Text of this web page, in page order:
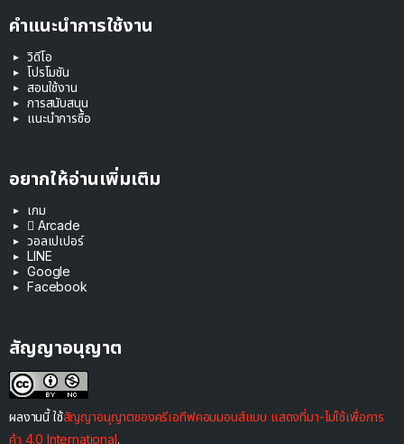
คำแนะนำการใช้งาน
วิดีโอ
โปรโมชัน
สอนใช้งาน
การสนับสนุน
แนะนำการซื้อ
อยากให้อ่านเพิ่มเติม
เกม
 Arcade
วอลเปเปอร์
LINE
Google
Facebook
สัญญาอนุญาต
ผลงานนี้ ใช้สัญญาอนุญาตของครีเอทีฟคอมมอนส์แบบ แสดงที่มา-ไม่ใช้เพื่อการ
ค้า 4.0 International.